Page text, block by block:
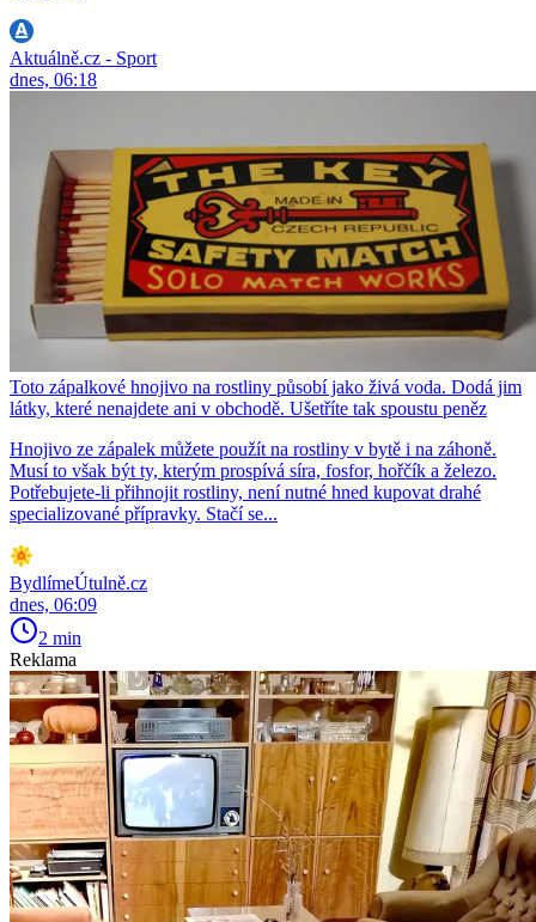
Aktuálně.cz - Sport
dnes, 06:18
Toto zápalkové hnojivo na rostliny působí jako živá voda. Dodá jim
látky, které nenajdete ani v obchodě. Ušetříte tak spoustu peněz
Hnojivo ze zápalek můžete použít na rostliny v bytě i na záhoně.
Musí to však být ty, kterým prospívá síra, fosfor, hořčík a železo.
Potřebujete-li přihnojit rostliny, není nutné hned kupovat drahé
specializované přípravky. Stačí se...
BydlímeÚtulně.cz
dnes, 06:09
2 min
Reklama